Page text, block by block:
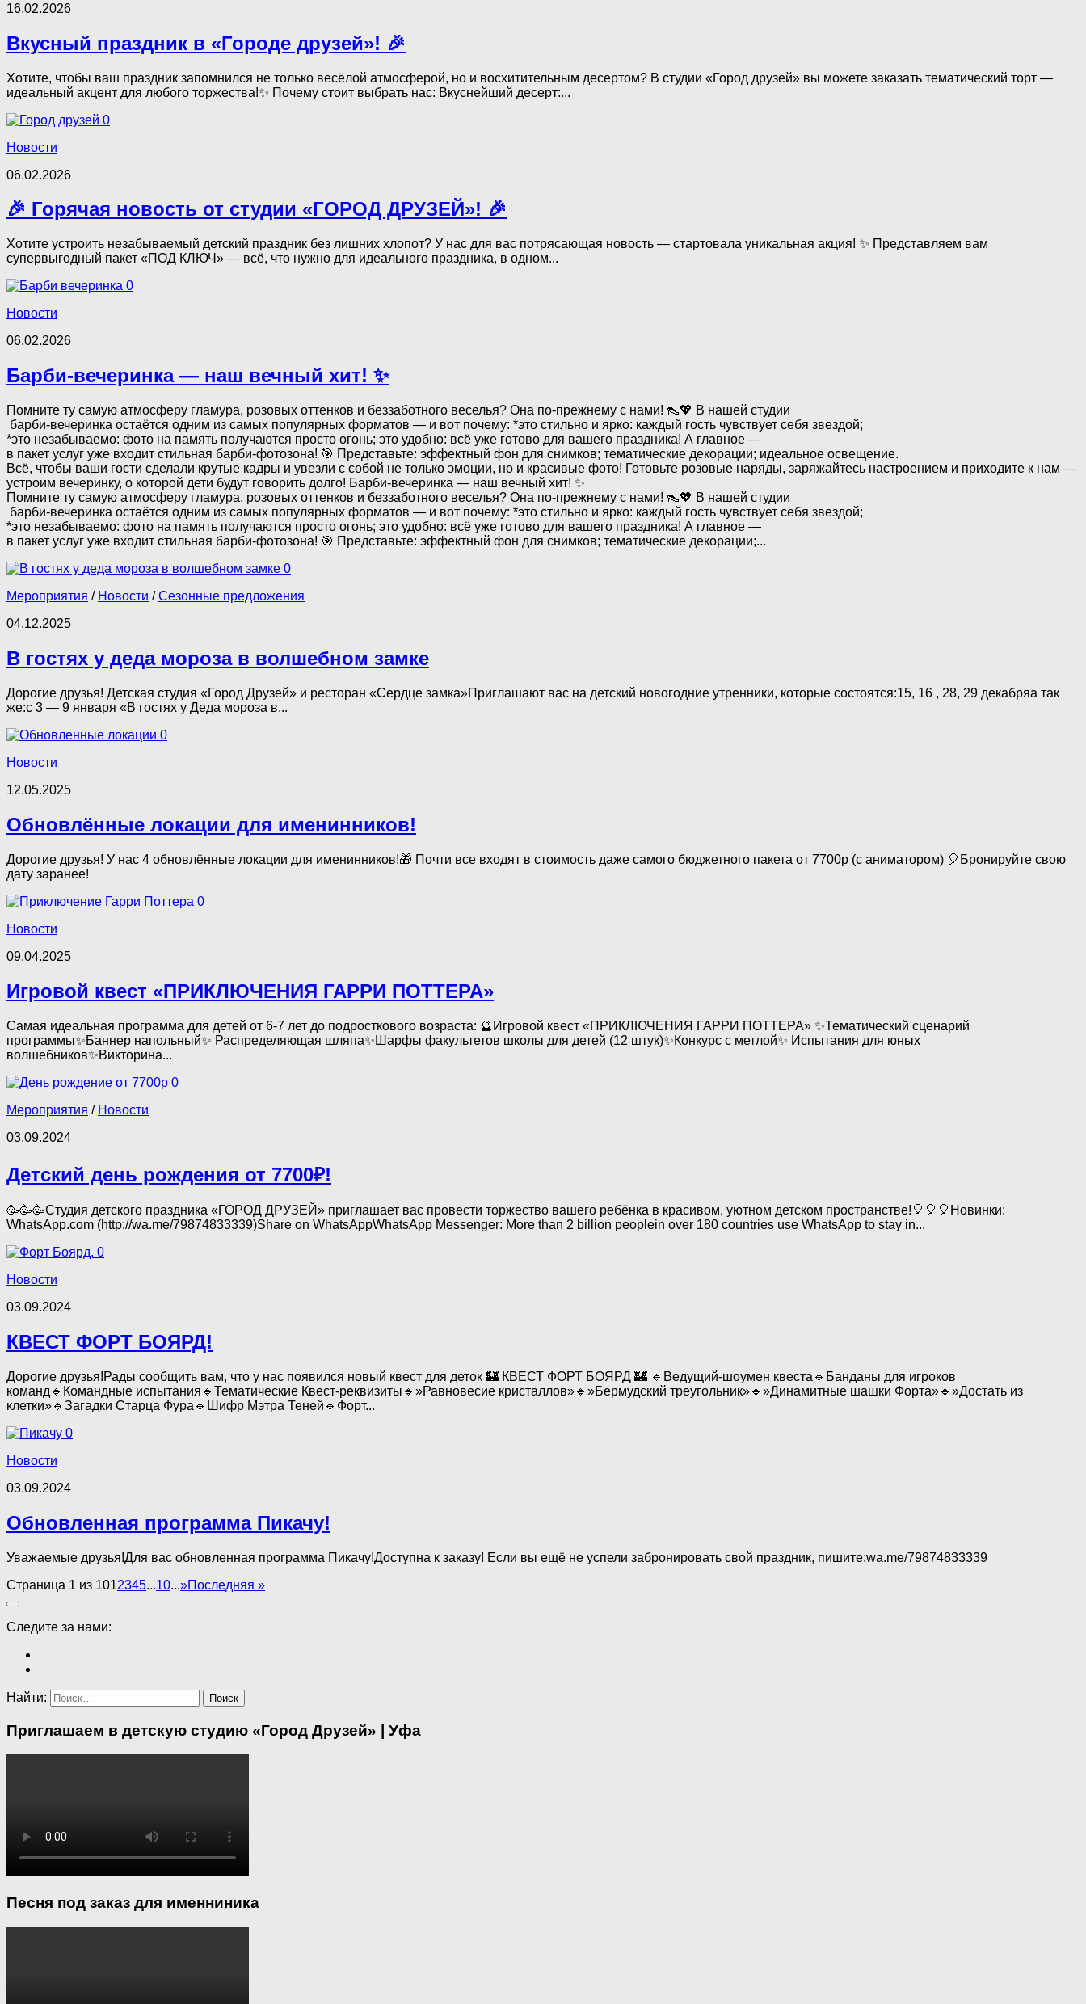
16.02.2026
Вкусный праздник в «Городе друзей»! 🎉
Хотите, чтобы ваш праздник запомнился не только весёлой атмосферой, но и восхитительным десертом? В студии «Город друзей» вы можете заказать тематический торт —
идеальный акцент для любого торжества!✨ Почему стоит выбрать нас: Вкуснейший десерт:...
0
Новости
06.02.2026
🎉 Горячая новость от студии «ГОРОД ДРУЗЕЙ»! 🎉
Хотите устроить незабываемый детский праздник без лишних хлопот? У нас для вас потрясающая новость — стартовала уникальная акция! ✨ Представляем вам
супервыгодный пакет «ПОД КЛЮЧ» — всё, что нужно для идеального праздника, в одном...
0
Новости
06.02.2026
Барби‑вечеринка — наш вечный хит! ✨
Помните ту самую атмосферу гламура, розовых оттенков и беззаботного веселья? Она по‑прежнему с нами! 👠💖 В нашей студии
барби‑вечеринка остаётся одним из самых популярных форматов — и вот почему: *это стильно и ярко: каждый гость чувствует себя звездой;
*это незабываемо: фото на память получаются просто огонь; это удобно: всё уже готово для вашего праздника! А главное —
в пакет услуг уже входит стильная барби‑фотозона! 🎯 Представьте: эффектный фон для снимков; тематические декорации; идеальное освещение.
Всё, чтобы ваши гости сделали крутые кадры и увезли с собой не только эмоции, но и красивые фото! Готовьте розовые наряды, заряжайтесь настроением и приходите к нам —
устроим вечеринку, о которой дети будут говорить долго! Барби‑вечеринка — наш вечный хит! ✨
Помните ту самую атмосферу гламура, розовых оттенков и беззаботного веселья? Она по‑прежнему с нами! 👠💖 В нашей студии
барби‑вечеринка остаётся одним из самых популярных форматов — и вот почему: *это стильно и ярко: каждый гость чувствует себя звездой;
*это незабываемо: фото на память получаются просто огонь; это удобно: всё уже готово для вашего праздника! А главное —
в пакет услуг уже входит стильная барби‑фотозона! 🎯 Представьте: эффектный фон для снимков; тематические декорации;...
0
Мероприятия / Новости /Сезонные предложения
04.12.2025
В гостях у деда мороза в волшебном замке
Дорогие друзья! Детская студия «Город Друзей» и ресторан «Сердце замка»Приглашают вас на детский новогодние утренники, которые состоятся:15, 16 , 28, 29 декабряа так
же:с 3 — 9 января «В гостях у Деда мороза в...
0
Новости
12.05.2025
Обновлённые локации для именинников!
Дорогие друзья! У нас 4 обновлённые локации для именинников!🎁 Почти все входят в стоимость даже самого бюджетного пакета от 7700р (с аниматором) 🎈Бронируйте свою
дату заранее!
0
Новости
09.04.2025
Игровой квест «ПРИКЛЮЧЕНИЯ ГАРРИ ПОТТЕРА»
Самая идеальная программа для детей от 6-7 лет до подросткового возраста: 🔮Игровой квест «ПРИКЛЮЧЕНИЯ ГАРРИ ПОТТЕРА» ✨Тематический сценарий
программы✨Баннер напольный✨ Распределяющая шляпа✨Шарфы факультетов школы для детей (12 штук)✨Конкурс с метлой✨ Испытания для юных
волшебников✨Викторина...
0
Мероприятия / Новости
03.09.2024
Детский день рождения от 7700₽!
🥳🥳🥳Студия детского праздника «ГОРОД ДРУЗЕЙ» приглашает вас провести торжество вашего ребёнка в красивом, уютном детском пространстве!🎈🎈🎈Новинки:
WhatsApp.com (http://wa.me/79874833339)Share on WhatsAppWhatsApp Messenger: More than 2 billion peoplein over 180 countries use WhatsApp to stay in...
0
Новости
03.09.2024
КВЕСТ ФОРТ БОЯРД!
Дорогие друзья!Рады сообщить вам, что у нас появился новый квест для деток 🏰 КВЕСТ ФОРТ БОЯРД 🏰 🔹Ведущий-шоумен квеста🔹Банданы для игроков
команд🔹Командные испытания🔹Тематические Квест-реквизиты🔹»Равновесие кристаллов»🔹»Бермудский треугольник»🔹»Динамитные шашки Форта»🔹»Достать из
клетки»🔹Загадки Старца Фура🔹Шифр Мэтра Теней🔹Форт...
0
Новости
03.09.2024
Обновленная программа Пикачу!
Уважаемые друзья!Для вас обновленная программа Пикачу!Доступна к заказу! Если вы ещё не успели забронировать свой праздник, пишите:wa.me/79874833339
Страница 1 из 1012345...10...»Последняя »
Следите за нами:
Найти:
Приглашаем в детскую студию «Город Друзей» | Уфа
Песня под заказ для именниника